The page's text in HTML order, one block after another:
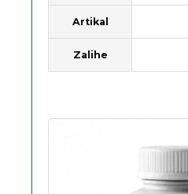
Artikal
Zalihe